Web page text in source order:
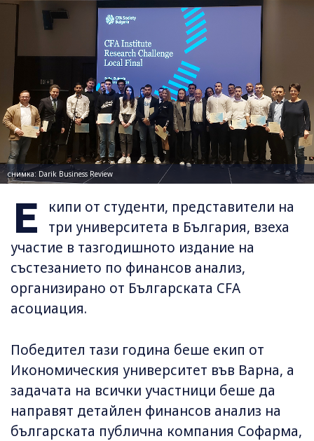
снимка: Darik Business Review
Е
кипи от студенти, представители на
три университета в България, взеха
участие в тазгодишното издание на
състезанието по финансов анализ,
организирано от Българската CFA
асоциация.
Победител тази година беше екип от
Икономическия университет във Варна, а
задачата на всички участници беше да
направят детайлен финансов анализ на
българската публична компания Софарма,